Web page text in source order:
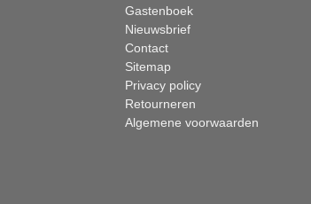
Gastenboek
Nieuwsbrief
Contact
Sitemap
Privacy policy
Retourneren
Algemene voorwaarden